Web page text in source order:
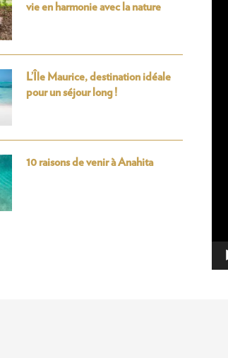
vie en harmonie avec la nature
L’Île Maurice, destination idéale
pour un séjour long !
10 raisons de venir à Anahita